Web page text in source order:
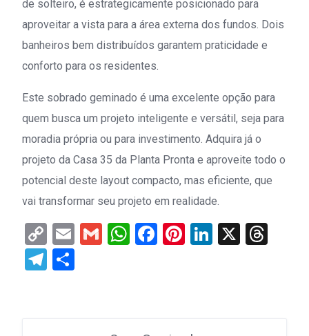
de solteiro, é estrategicamente posicionado para
aproveitar a vista para a área externa dos fundos. Dois
banheiros bem distribuídos garantem praticidade e
conforto para os residentes.
Este sobrado geminado é uma excelente opção para
quem busca um projeto inteligente e versátil, seja para
moradia própria ou para investimento. Adquira já o
projeto da Casa 35 da Planta Pronta e aproveite todo o
potencial deste layout compacto, mas eficiente, que
vai transformar seu projeto em realidade.
Copy
Link
EmailGmailWhatsApp
Facebook
Pinterest
LinkedIn
X
Telegram